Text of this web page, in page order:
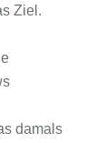
Ziel.
damals